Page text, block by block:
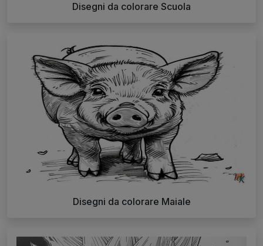
Disegni da colorare Scuola
Disegni da colorare Maiale